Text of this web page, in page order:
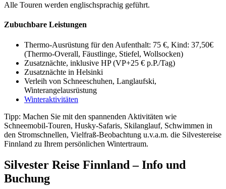
Alle Touren werden englischsprachig geführt.
Zubuchbare Leistungen
Thermo-Ausrüstung für den Aufenthalt: 75 €, Kind: 37,50€
(Thermo-Overall, Fäustlinge, Stiefel, Wollsocken)
Zusatznächte, inklusive HP (VP+25 € p.P./Tag)
Zusatznächte in Helsinki
Verleih von Schneeschuhen, Langlaufski,
Winterangelausrüstung
Winteraktivitäten
Tipp: Machen Sie mit den spannenden Aktivitäten wie
Schneemobil-Touren, Husky-Safaris, Skilanglauf, Schwimmen in
den Stromschnellen, Vielfraß-Beobachtung u.v.a.m. die Silvestereise
Finnland zu Ihrem persönlichen Wintertraum.
Silvester Reise Finnland – Info und
Buchung